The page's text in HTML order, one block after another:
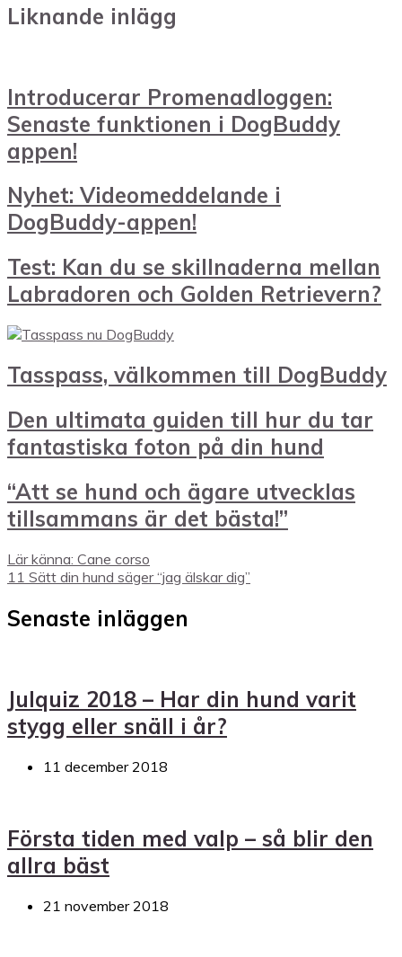
Liknande inlägg
Introducerar Promenadloggen:
Senaste funktionen i DogBuddy
appen!
Nyhet: Videomeddelande i
DogBuddy-appen!
Test: Kan du se skillnaderna mellan
Labradoren och Golden Retrievern?
Tasspass, välkommen till DogBuddy
Den ultimata guiden till hur du tar
fantastiska foton på din hund
“Att se hund och ägare utvecklas
tillsammans är det bästa!”
Lär känna: Cane corso
11 Sätt din hund säger “jag älskar dig”
Senaste inläggen
Julquiz 2018 – Har din hund varit
stygg eller snäll i år?
11 december 2018
Första tiden med valp – så blir den
allra bäst
21 november 2018